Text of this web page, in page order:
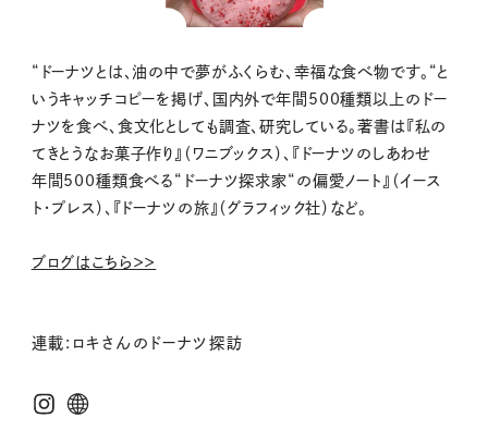
“ドーナツとは、油の中で夢がふくらむ、幸福な食べ物です。 “と
いうキャッチコピーを掲げ、国内外で年間 500種類以上のドー
ナツを食べ、食文化としても調査、研究している。著書は『私の
てきとうなお菓子作り』（ワニブックス）、『ドーナツのしあわせ
年間 500種類食べる “ ドーナツ探求家“ の偏愛ノート』（イース
ト・プレス）、『ドーナツの旅』（グラフィック社）など。
ブログはこちら＞＞
連載:ロキさんのドーナツ探訪